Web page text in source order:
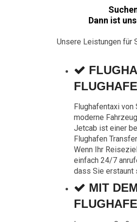
Dann ist
Unsere Leistungen für
Flughafentaxi von
moderne
Jetcab ist einer
Flughafen
Wenn Ihr
einfach 24/7
dass Sie erstaunt
MIT